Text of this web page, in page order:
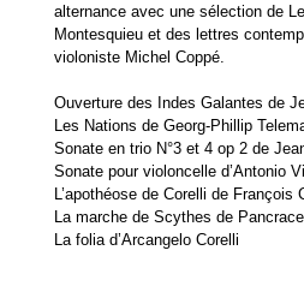
alternance avec une sélection de
Montesquieu et des lettres
violoniste Michel Coppé.
Ouverture des Indes Galantes de
Les Nations de Georg-Phillip
Sonate en trio N°3 et 4 op 2 de
Sonate pour violoncelle d’Antonio
L’apothéose de Corelli de François
La marche de Scythes de
La folia d’Arcangelo Corelli